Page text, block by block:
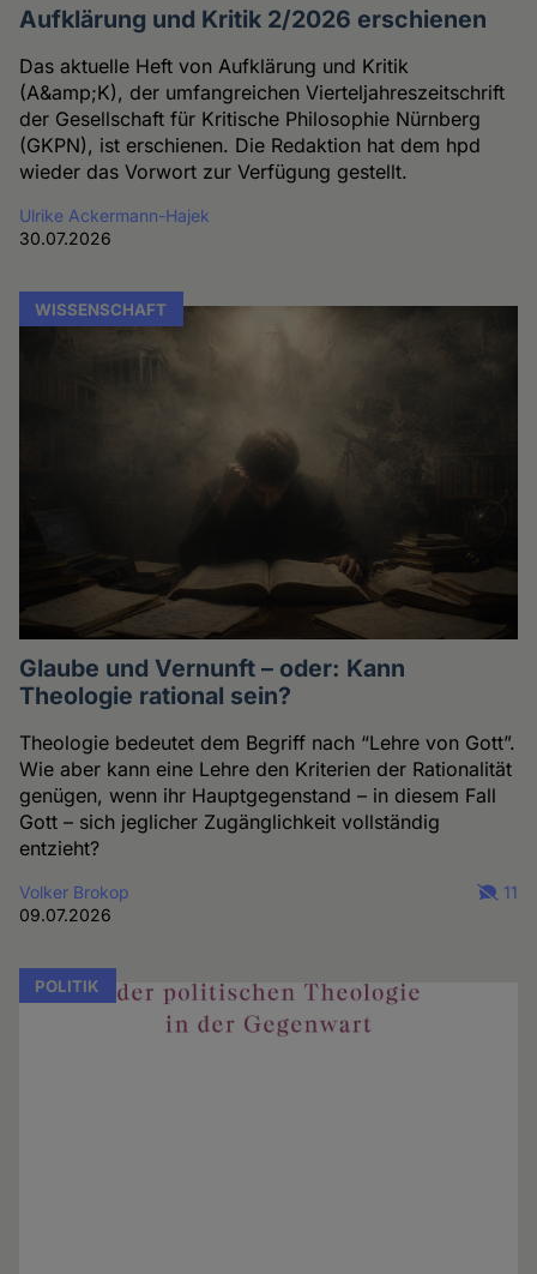
Aufklärung und Kritik 2/2026 erschienen
Das aktuelle Heft von Aufklärung und Kritik
(A&amp;K), der umfangreichen Vierteljahreszeitschrift
der Gesellschaft für Kritische Philosophie Nürnberg
(GKPN), ist erschienen. Die Redaktion hat dem hpd
wieder das Vorwort zur Verfügung gestellt.
Ulrike Ackermann-Hajek
30.07.2026
WISSENSCHAFT
Glaube und Vernunft – oder: Kann
Theologie rational sein?
Theologie bedeutet dem Begriff nach “Lehre von Gott”.
Wie aber kann eine Lehre den Kriterien der Rationalität
genügen, wenn ihr Hauptgegenstand – in diesem Fall
Gott – sich jeglicher Zugänglichkeit vollständig
entzieht?
Volker Brokop
09.07.2026
11
POLITIK